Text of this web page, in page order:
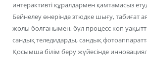
интерактивті құралдармен қамтамасыз
Бейнелеу өнерінде этюдке шығу, табиғат
жолы болғанымен, бұл процесс көп
сандық теледидарды, сандық
Қосымша білім беру жүйесінде